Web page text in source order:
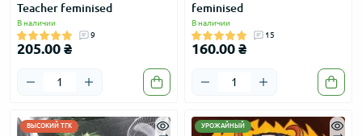
Teacher feminised
В наличии
9
205.00 ₴
feminised
В наличии
15
160.00 ₴
ВЫСОКИЙ ТГК УРОЖАЙНЫЙ